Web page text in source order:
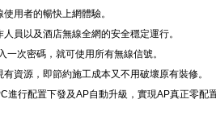
用者的暢快上網體驗。
員以及酒店無線全網的安全穩定運行。
次密碼，就可使用所有無線信號。
資源，即節約施工成本又不用破壞原有裝修。
進行配置下發及AP自動升級，實現AP真正零配